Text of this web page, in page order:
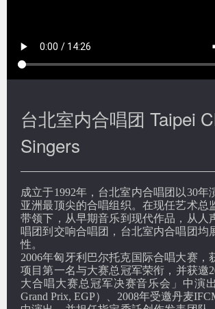
台北室内合唱团 Taipei
Singers
成立于1992年，台北室内合唱团以30年
亚洲最顶尖的合唱组织。在现任艺术总
带领下，从早期音乐到现代作品，从人
唱团到交响合唱团，台北室内合唱团均
性。
2006年匈牙利巴尔托克国际合唱大赛，
项目第一名与大赛总冠军荣衔，并获邀
大合唱大赛总冠军决赛音乐会」中演
Grand Prix, EGP）、 2008年受邀丹麦